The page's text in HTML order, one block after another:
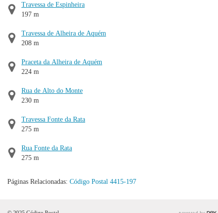
Travessa de Espinheira
197 m
Travessa de Alheira de Aquém
208 m
Praceta da Alheira de Aquém
224 m
Rua de Alto do Monte
230 m
Travessa Fonte da Rata
275 m
Rua Fonte da Rata
275 m
Páginas Relacionadas: Código Postal 4415-197